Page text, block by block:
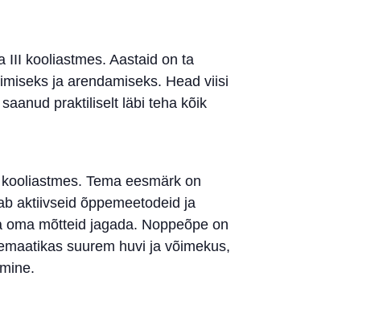
III kooliastmes. Aastaid on ta
ja arendamiseks. Head viisi
praktiliselt läbi teha kõik
Tema eesmärk on
aktiivseid õppemeetodeid ja
mõtteid jagada. Noppeõpe on
suurem huvi ja võimekus,